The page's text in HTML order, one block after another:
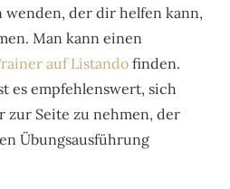
der dir helfen kann,
Man kann einen
auf Listando finden.
es empfehlenswert, sich
zur Seite zu nehmen, der
Übungsausführung